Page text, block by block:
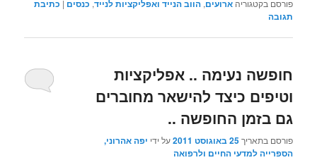
פורסם בקטגוריה ארועים,הווב הנייד ואפליקציות לנייד, כנסים | כתיבת
תגובה
חופשה נעימה .. אפליקציות
וטיפים כיצד להישאר מחוברים
גם בזמן החופשה ..
פורסם בתאריך25 באוגוסט 2011 על ידי יפה אהרוני,
הספרייה למדעי החיים ולרפואה